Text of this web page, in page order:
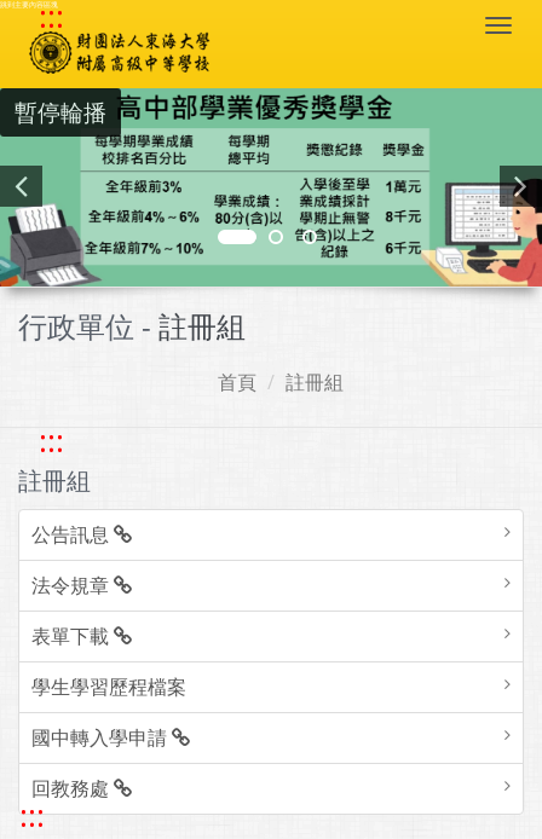
跳到主要內容區塊
:::
暫停輪播
行政單位 - 註冊組
首頁 註冊組
:::
註冊組
公告訊息
法令規章
表單下載
學生學習歷程檔案
國中轉入學申請
回教務處
:::